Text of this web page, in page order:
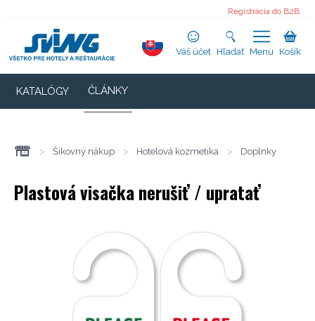
Registrácia do B2B
Váš účet Hľadať Menu Košík
KATALÓGY ČLÁNKY
> Šikovný nákup > Hotelová kozmetika > Doplnky
Plastová visačka nerušiť / upratať